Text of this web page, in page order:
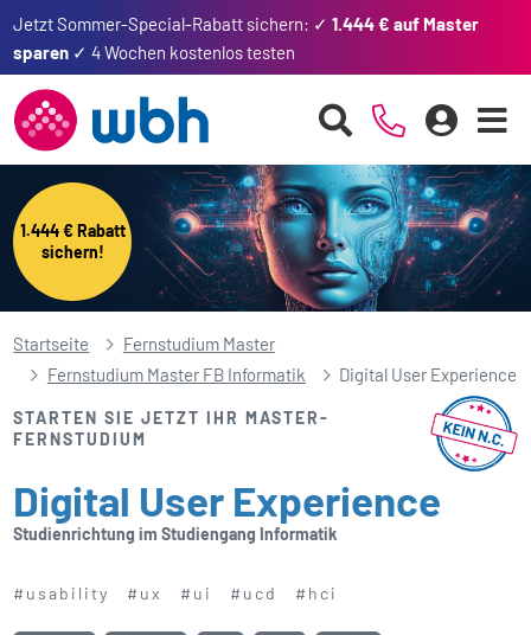
Jetzt Sommer-Special-Rabatt sichern: ✓1.444 € auf Master
sparen ✓ 4 Wochen kostenlos testen
1.444 € Rabatt
sichern!
Startseite
Fernstudium Master
Fernstudium Master FB Informatik
Digital User Experience
STARTEN SIE JETZT IHR MASTER-
FERNSTUDIUM
Digital User Experience
Studienrichtung im Studiengang Informatik
#usability #ux #ui #ucd #hci